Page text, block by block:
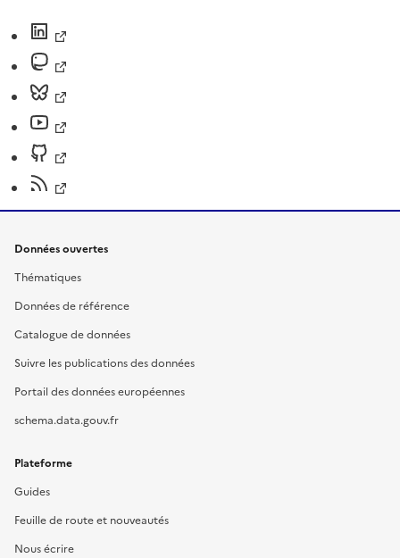
Données ouvertes
Thématiques
Données de référence
Catalogue de données
Suivre les publications des données
Portail des données européennes
schema.data.gouv.fr
Plateforme
Guides
Feuille de route et nouveautés
Nous écrire